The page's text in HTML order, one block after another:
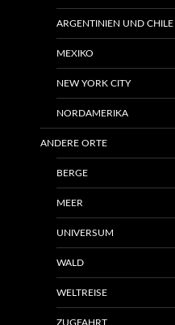
ARGENTINIEN UND CHILE
MEXIKO
NEW YORK CITY
NORDAMERIKA
ANDERE ORTE
BERGE
MEER
UNIVERSUM
WALD
WELTREISE
ZUGFAHRT